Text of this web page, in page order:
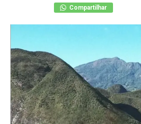
Compartilhar